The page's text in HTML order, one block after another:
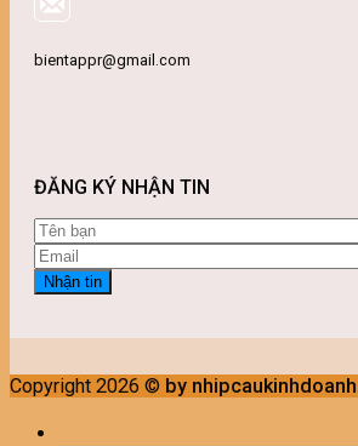
bientappr@gmail.com
ĐĂNG KÝ NHẬN TIN
Copyright 2026 © by